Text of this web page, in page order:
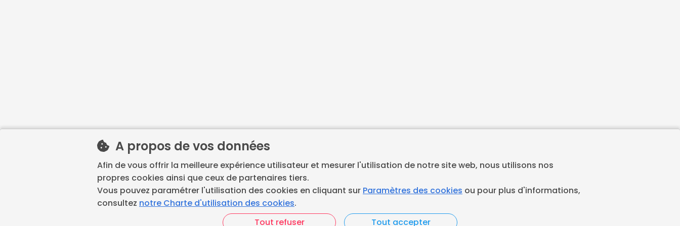
A propos de vos données
Afin de vous offrir la meilleure expérience utilisateur et mesurer l'utilisation de notre site web, nous utilisons nos
propres cookies ainsi que ceux de partenaires tiers.
Vous pouvez paramétrer l'utilisation des cookies en cliquant sur Paramètres des cookies ou pour plus d'informations,
consultez notre Charte d'utilisation des cookies.
Tout refuser
Tout accepter
La prise de rendez-vous pour les artisans en
Accueil
Contactez-nous
Espace juridique